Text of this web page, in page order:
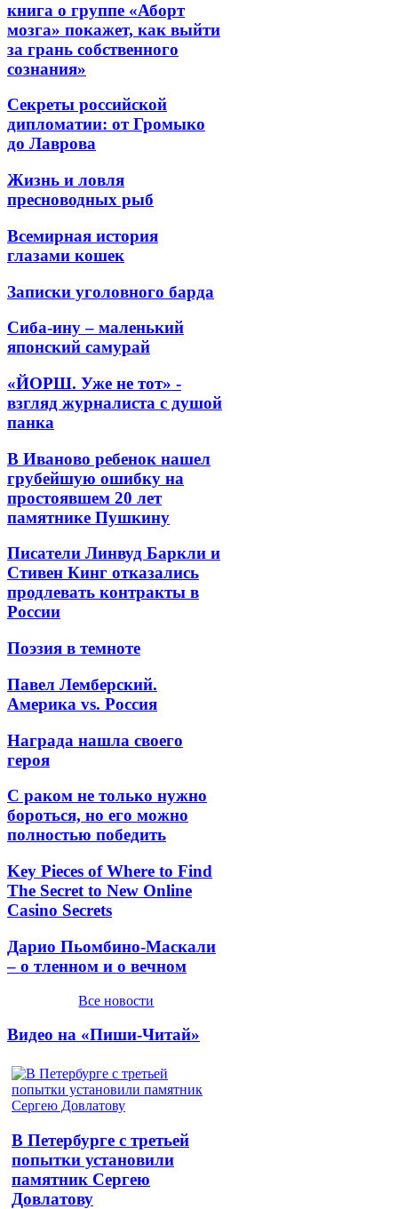
книга о группе «Аборт
мозга» покажет, как выйти
за грань собственного
сознания»
Секреты российской
дипломатии: от Громыко
до Лаврова
Жизнь и ловля
пресноводных рыб
Всемирная история
глазами кошек
Записки уголовного барда
Сиба-ину – маленький
японский самурай
«ЙОРШ. Уже не тот» -
взгляд журналиста с душой
панка
В Иваново ребенок нашел
грубейшую ошибку на
простоявшем 20 лет
памятнике Пушкину
Писатели Линвуд Баркли и
Стивен Кинг отказались
продлевать контракты в
России
Поэзия в темноте
Павел Лемберский.
Америка vs. Россия
Награда нашла своего
героя
С раком не только нужно
бороться, но его можно
полностью победить
Key Pieces of Where to Find
The Secret to New Online
Casino Secrets
Дарио Пьомбино-Маскали
– о тленном и о вечном
Все новости
Видео на «Пиши-Читай»
В Петербурге с третьей
попытки установили
памятник Сергею
Довлатову